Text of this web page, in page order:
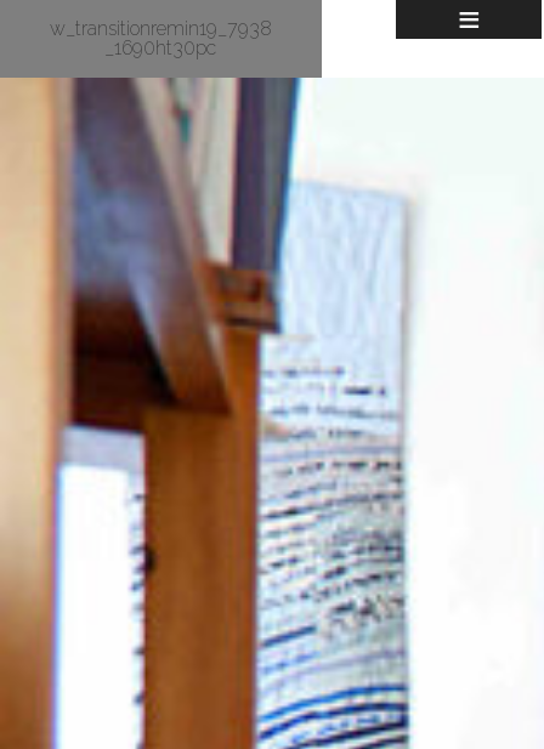
≡
w_transitionremin19_7938
_1690ht30pc